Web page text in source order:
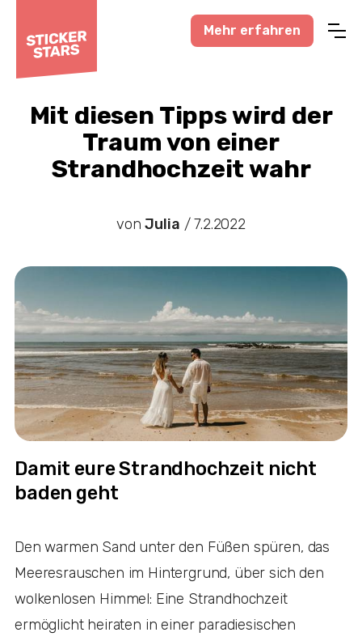
Amateursport
Feuerwehr-News
Karneval-Action
Hochzeitswelt
Sonstiges
Treueaktionen
Mehr erfahren
Mit diesen Tipps wird der
Traum von einer
Strandhochzeit wahr
von Julia / 7.2.2022
Damit eure Strandhochzeit nicht
baden geht
Den warmen Sand unter den Füßen spüren, das
Meeresrauschen im Hintergrund, über sich den
wolkenlosen Himmel: Eine Strandhochzeit
ermöglicht heiraten in einer paradiesischen